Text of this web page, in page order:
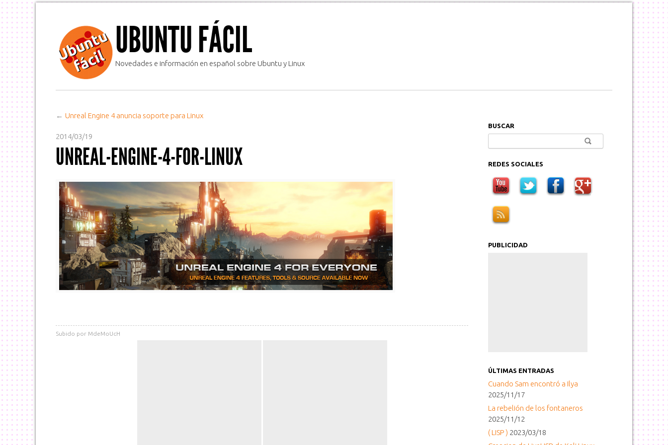
UBUNTU FÁCIL
Novedades e información en español sobre Ubuntu y Linux
Unreal Engine 4 anuncia soporte para Linux
2014/03/19
UNREAL-ENGINE-4-FOR-LINUX
Subido por MdeMoUcH
BUSCAR
REDES SOCIALES
PUBLICIDAD
ÚLTIMAS ENTRADAS
Cuando Sam encontró a Ilya
2025/11/17
La rebelión de los fontaneros
2025/11/12
( LISP ) 2023/03/18